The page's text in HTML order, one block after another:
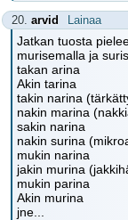
20. arvid Lainaa
Jatkan tuosta
murisemalla ja
takan arina
Akin tarina
takin narina
nakin marina
sakin narina
nakin surina
mukin narina
jakin murina
mukin parina
Akin murina
jne...